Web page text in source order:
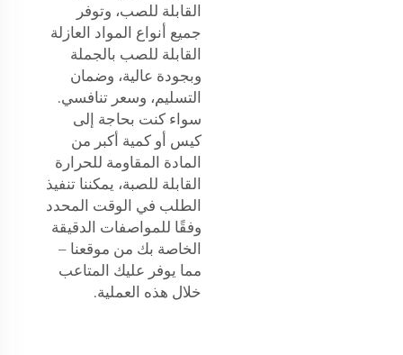
القابلة للصب، وتوفر
جميع أنواع المواد العازلة
القابلة للصب بالجملة
وبجودة عالية، وضمان
التسليم، وسعر تنافسي.
سواء كنت بحاجة إلى
كيس أو كمية أكبر من
المادة المقاومة للحرارة
القابلة للصبة، يمكننا تنفيذ
الطلب في الوقت المحدد
وفقًا للمواصفات الدقيقة
الخاصة بك من موقعنا –
مما يوفر عليك المتاعب
خلال هذه العملية.